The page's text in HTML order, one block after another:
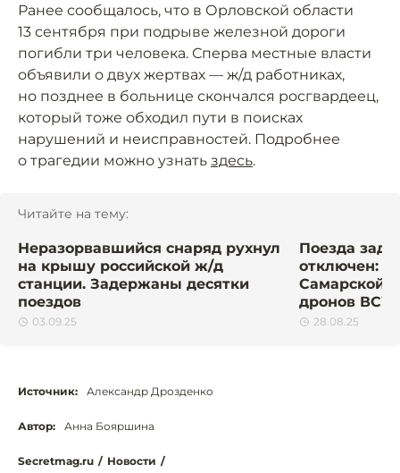
Ранее сообщалось, что в Орловской области
13 сентября при подрыве железной дороги
погибли три человека. Сперва местные власти
объявили о двух жертвах — ж/д работниках,
но позднее в больнице скончался росгвардеец,
который тоже обходил пути в поисках
нарушений и неисправностей. Подробнее
о трагедии можно узнать здесь.
Читайте на тему:
Неразорвавшийся снаряд рухнул
на крышу российской ж/д
станции. Задержаны десятки
поездов
03.09.25
Поезда
отключен:
Самарской
дронов ВСУ
28.08.25
Источник: Александр Дрозденко
Автор: Анна Бояршина
Secretmag.ru / Новости /